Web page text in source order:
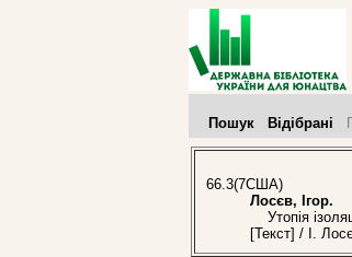
Пошук Відібрані
66.3(7США)
Лосєв, Ігор.
Утопія
[Текст] / І.